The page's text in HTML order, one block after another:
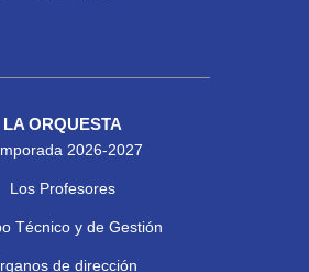
LA ORQUESTA
2026-2027
Los Profesores
Técnico y de Gestión
de dirección